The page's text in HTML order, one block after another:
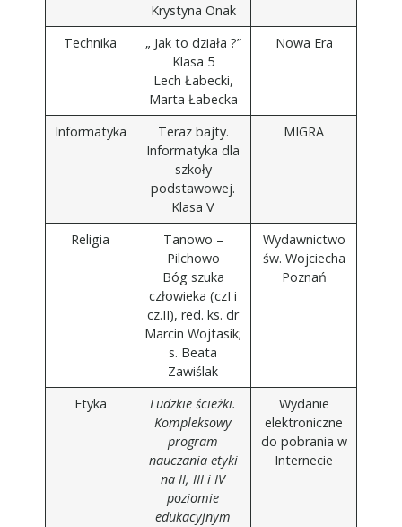
Krystyna Onak
Technika
„ Jak to działa ?”
Klasa 5
Lech Łabecki,
Marta Łabecka
Nowa Era
Informatyka
Teraz bajty.
Informatyka dla
szkoły
podstawowej.
Klasa V
MIGRA
Religia
Tanowo –
Pilchowo
Bóg szuka
człowieka (czI i
cz.II), red. ks. dr
Marcin Wojtasik;
s. Beata
Zawiślak
Wydawnictwo
św. Wojciecha
Poznań
Etyka
Ludzkie ścieżki.
Kompleksowy
program
nauczania etyki
na II, III i IV
poziomie
edukacyjnym
Wydanie
elektroniczne
do pobrania w
Internecie